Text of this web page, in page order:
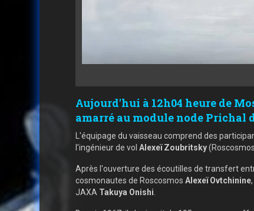
Aujourd'hui à 12h04 heure de
amarré au module node Prichal
L'équipage du vaisseau comprend des
l'ingénieur de vol Alexeï Zoubritsky
Après l'ouverture des écoutilles de transfert
cosmonautes de Roscosmos Alexeï Ovtchinine,
JAXA Takuya Onishi